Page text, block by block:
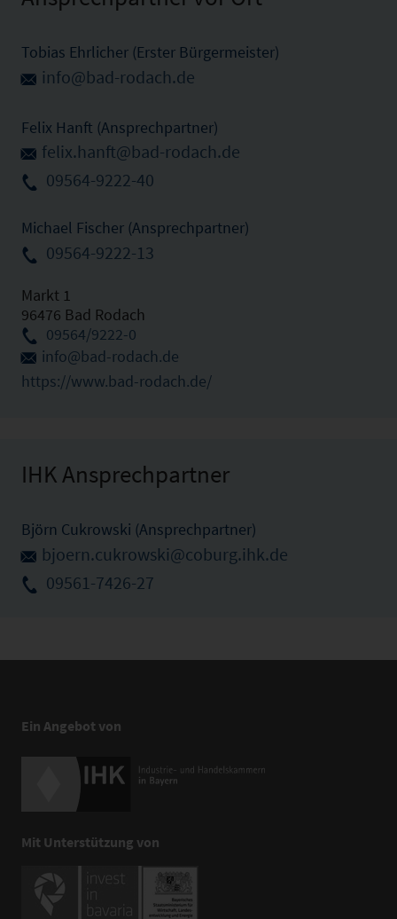
Tobias Ehrlicher (Erster Bürgermeister)
info@bad-rodach.de
Felix Hanft (Ansprechpartner)
felix.hanft@bad-rodach.de
09564-9222-40
Michael Fischer (Ansprechpartner)
09564-9222-13
Markt 1
96476 Bad Rodach
09564/9222-0
info@bad-rodach.de
https://www.bad-rodach.de/
IHK Ansprechpartner
Björn Cukrowski (Ansprechpartner)
bjoern.cukrowski@coburg.ihk.de
09561-7426-27
Ein Angebot von
Mit Unterstützung von